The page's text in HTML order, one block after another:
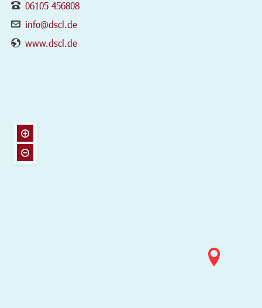
06105 456808
info@dscl.de
www.dscl.de